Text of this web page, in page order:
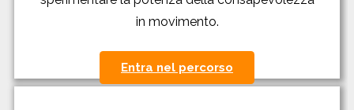
in movimento.
Entra nel percorso